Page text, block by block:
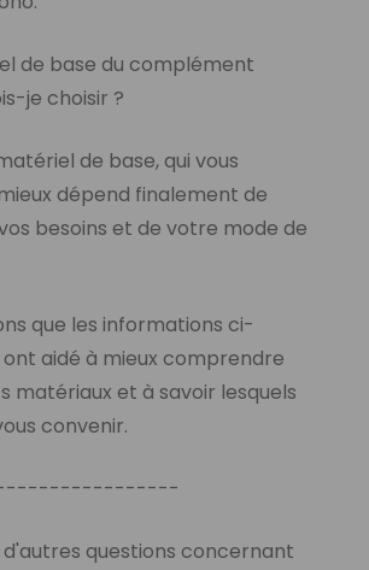
de base du complément
je choisir ?
de base, qui vous
dépend finalement de
besoins et de votre mode de
que les informations ci-
ont aidé à mieux comprendre
matériaux et à savoir lesquels
convenir.
d'autres questions concernant